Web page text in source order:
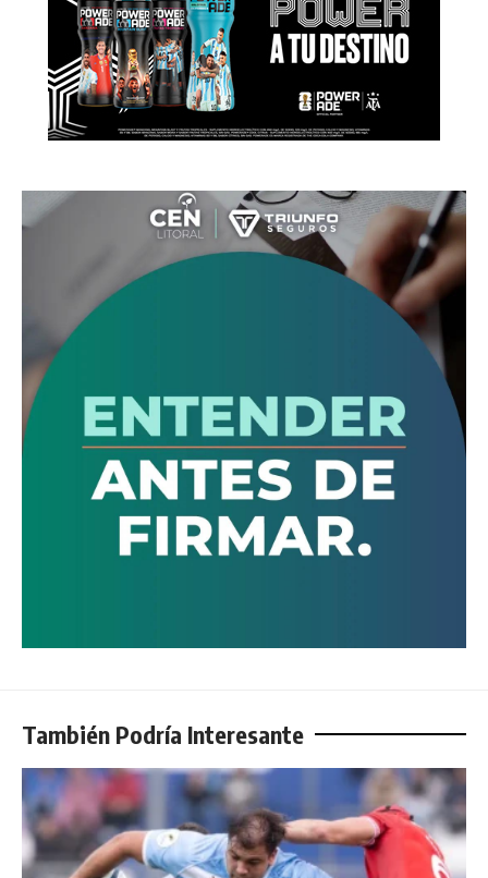
También Podría Interesante